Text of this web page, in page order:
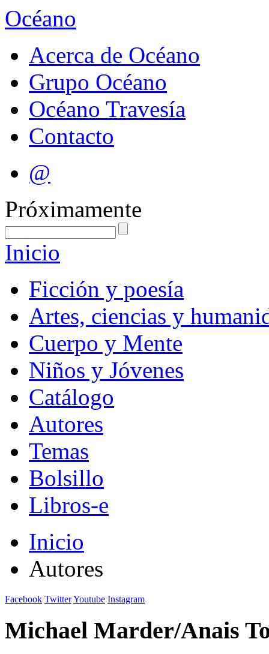
Océano
Acerca de Océano
Grupo Océano
Océano Travesía
Contacto
@
Próximamente
Inicio
Ficción y poesía
Artes, ciencias y
Cuerpo y Mente
Niños y Jóvenes
Catálogo
Autores
Temas
Bolsillo
Libros-e
Inicio
Autores
Facebook TwitterYoutube Instagram
Michael Marder/Anais